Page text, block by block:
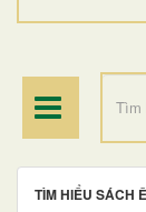
ĐIỂM HÀNH
TÌM HIỂU SÁCH